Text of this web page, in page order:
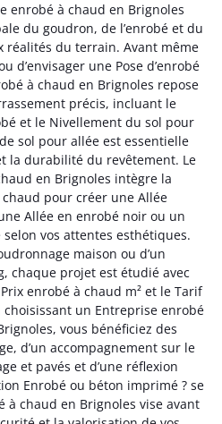
enrobé à chaud en Brignoles
du goudron, de l’enrobé et du
réalités du terrain. Avant même
d’envisager une Pose d’enrobé
à chaud en Brignoles repose
précis, incluant le
et le Nivellement du sol pour
sol pour allée est essentielle
la durabilité du revêtement. Le
en Brignoles intègre la
pour créer une Allée
Allée en enrobé noir ou un
vos attentes esthétiques.
maison ou d’un
chaque projet est étudié avec
enrobé à chaud m² et le Tarif
un Entreprise enrobé
vous bénéficiez des
d’un accompagnement sur le
et pavés et d’une réflexion
Enrobé ou béton imprimé ? se
à chaud en Brignoles vise avant